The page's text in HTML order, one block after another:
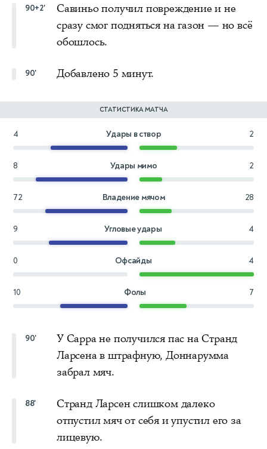
90+2'
Савиньо получил повреждение и не
сразу смог подняться на газон — но всё
обошлось.
90' Добавлено 5 минут.
СТАТИСТИКА МАТЧА
4 Удары в створ 2
8 Удары мимо 2
72 Владение мячом 28
9 Угловые удары 4
0 Офсайды 4
10 Фолы 7
90'
У Сарра не получился пас на Странд
Ларсена в штрафную, Доннарумма
забрал мяч.
88'
Странд Ларсен слишком далеко
отпустил мяч от себя и упустил его за
лицевую.